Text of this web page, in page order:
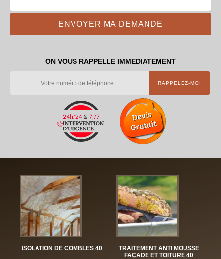
ON VOUS RAPPELLE IMMEDIATEMENT
ISOLATION DE COMBLES 40
TRAITEMENT ANTI MOUSSE
FAÇADE ET TOITURE 40